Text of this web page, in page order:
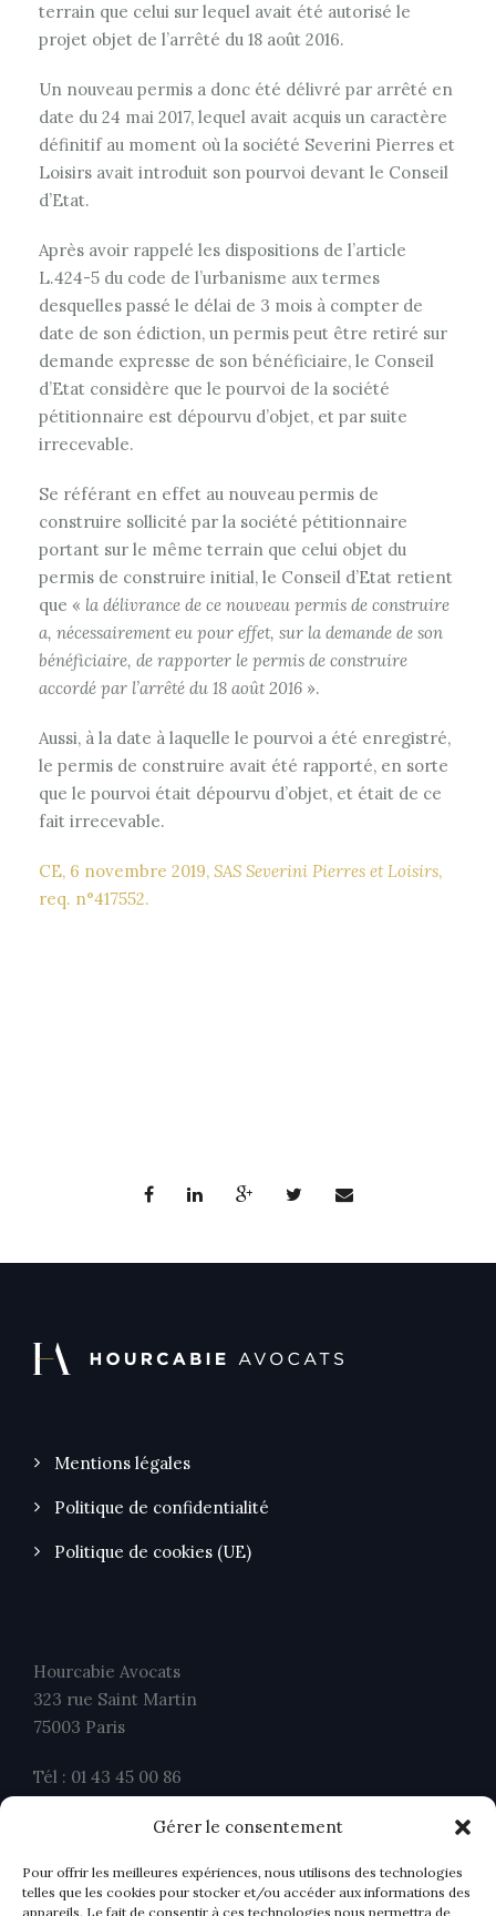
Gérer le consentement
Pour offrir les meilleures expériences, nous utilisons des technologies
telles que les cookies pour stocker et/ou accéder aux informations des
appareils. Le fait de consentir à ces technologies nous permettra de
terrain que celui sur lequel avait été autorisé le
projet objet de l’arrêté du 18 août 2016.
Un nouveau permis a donc été délivré par arrêté en
date du 24 mai 2017, lequel avait acquis un caractère
définitif au moment où la société Severini Pierres et
Loisirs avait introduit son pourvoi devant le Conseil
d’Etat.
Après avoir rappelé les dispositions de l’article
L.424-5 du code de l’urbanisme aux termes
desquelles passé le délai de 3 mois à compter de
date de son édiction, un permis peut être retiré sur
demande expresse de son bénéficiaire, le Conseil
d’Etat considère que le pourvoi de la société
pétitionnaire est dépourvu d’objet, et par suite
irrecevable.
Se référant en effet au nouveau permis de
construire sollicité par la société pétitionnaire
portant sur le même terrain que celui objet du
permis de construire initial, le Conseil d’Etat retient
que « la délivrance de ce nouveau permis de construire
a, nécessairement eu pour effet, sur la demande de son
bénéficiaire, de rapporter le permis de construire
accordé par l’arrêté du 18 août 2016 ».
Aussi, à la date à laquelle le pourvoi a été enregistré,
le permis de construire avait été rapporté, en sorte
que le pourvoi était dépourvu d’objet, et était de ce
fait irrecevable.
CE, 6 novembre 2019, SAS Severini Pierres et Loisirs,
req. n°417552.
Mentions légales
Politique de confidentialité
Politique de cookies (UE)
Hourcabie Avocats
323 rue Saint Martin
75003 Paris
Tél : 01 43 45 00 86
contact@ahavocats.fr